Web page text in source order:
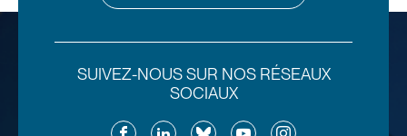
SUIVEZ-NOUS SUR NOS RÉSEAUX
SOCIAUX
FacebookLinkedInBlueskyYouTubeInstagram